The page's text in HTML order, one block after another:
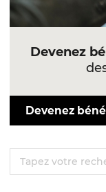
Devenez
Devenez